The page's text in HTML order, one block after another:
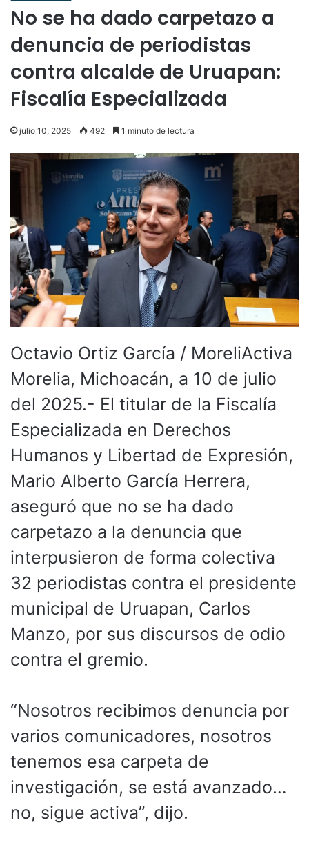
No se ha dado carpetazo a
denuncia de periodistas
contra alcalde de Uruapan:
Fiscalía Especializada
julio 10, 2025 492 1 minuto de lectura
Octavio Ortiz García / MoreliActiva
Morelia, Michoacán, a 10 de julio
del 2025.- El titular de la Fiscalía
Especializada en Derechos
Humanos y Libertad de Expresión,
Mario Alberto García Herrera,
aseguró que no se ha dado
carpetazo a la denuncia que
interpusieron de forma colectiva
32 periodistas contra el presidente
municipal de Uruapan, Carlos
Manzo, por sus discursos de odio
contra el gremio.
“Nosotros recibimos denuncia por
varios comunicadores, nosotros
tenemos esa carpeta de
investigación, se está avanzado…
no, sigue activa”, dijo.